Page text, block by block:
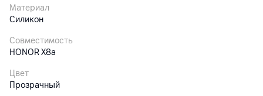
Материал
Силикон
Совместимость
HONOR X8a
Цвет
Прозрачный